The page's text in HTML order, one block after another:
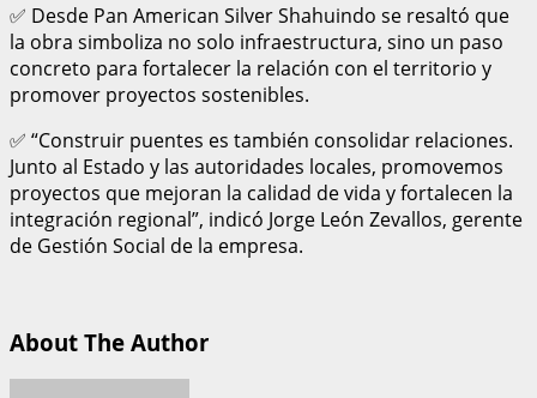
✅ Desde Pan American Silver Shahuindo se resaltó que
la obra simboliza no solo infraestructura, sino un paso
concreto para fortalecer la relación con el territorio y
promover proyectos sostenibles.
✅ “Construir puentes es también consolidar relaciones.
Junto al Estado y las autoridades locales, promovemos
proyectos que mejoran la calidad de vida y fortalecen la
integración regional”, indicó Jorge León Zevallos, gerente
de Gestión Social de la empresa.
About The Author